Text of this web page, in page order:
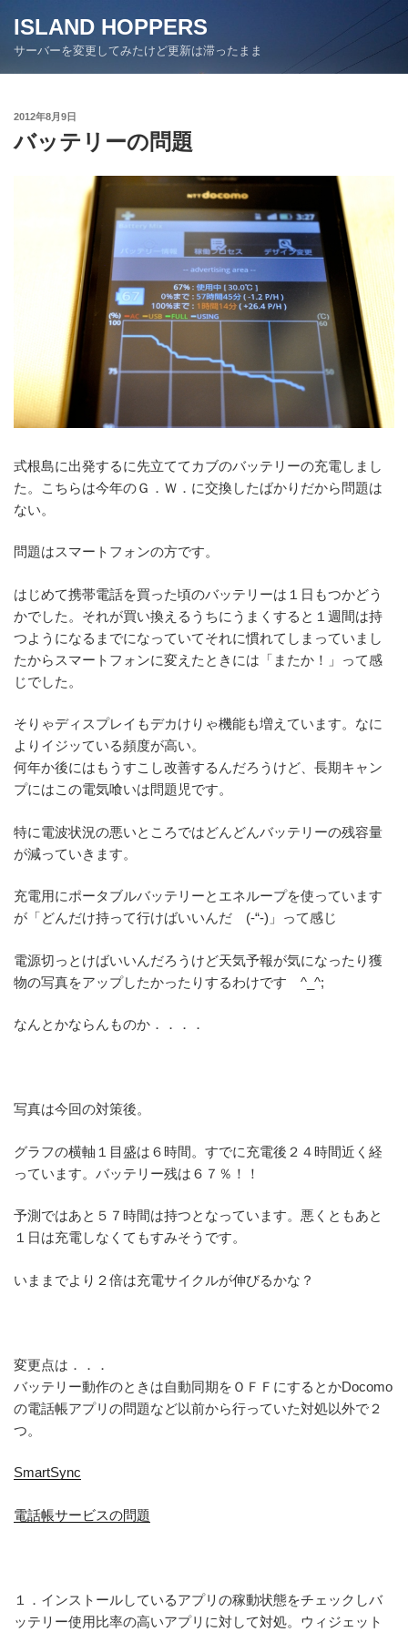
ン
ISLAND HOPPERS
サーバーを変更してみたけど更新は滞ったまま
投
日:
2012年8月9日
バッテリーの問題
式根島に出発するに先立ててカブのバッテリーの充電しまし
た。こちらは今年のＧ．Ｗ．に交換したばかりだから問題は
ない。
問題はスマートフォンの方です。
はじめて携帯電話を買った頃のバッテリーは１日もつかどう
かでした。それが買い換えるうちにうまくすると１週間は持
つようになるまでになっていてそれに慣れてしまっていまし
たからスマートフォンに変えたときには「またか！」って感
じでした。
そりゃディスプレイもデカけりゃ機能も増えています。なに
よりイジッている頻度が高い。
何年か後にはもうすこし改善するんだろうけど、長期キャン
プにはこの電気喰いは問題児です。
特に電波状況の悪いところではどんどんバッテリーの残容量
が減っていきます。
充電用にポータブルバッテリーとエネループを使っています
が「どんだけ持って行けばいいんだ (-“-)」って感じ
電源切っとけばいいんだろうけど天気予報が気になったり獲
物の写真をアップしたかったりするわけです ^_^;
なんとかならんものか．．．．
写真は今回の対策後。
グラフの横軸１目盛は６時間。すでに充電後２４時間近く経
っています。バッテリー残は６７％！！
予測ではあと５７時間は持つとなっています。悪くともあと
１日は充電しなくてもすみそうです。
いままでより２倍は充電サイクルが伸びるかな？
変更点は．．．
バッテリー動作のときは自動同期をＯＦＦにするとかDocomo
の電話帳アプリの問題など以前から行っていた対処以外で２
つ。
SmartSync
電話帳サービスの問題
１．インストールしているアプリの稼動状態をチェックしバ
ッテリー使用比率の高いアプリに対して対処。ウィジェット